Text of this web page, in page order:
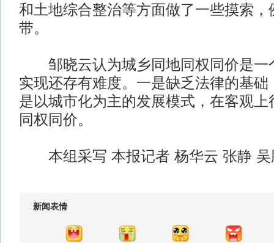
和土地综合整治等方面做了一些摸索，
带。
邹晓云认为城乡同地同权同价是一
实现还存有难度。一是缺乏法律的基础
是以城市化为主的发展模式，在客观上
同权同价。
本组采写 本报记者 杨华云 张静 吴
新闻表情